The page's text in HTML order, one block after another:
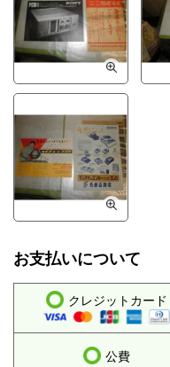
お支払いについて
クレジットカード
公費